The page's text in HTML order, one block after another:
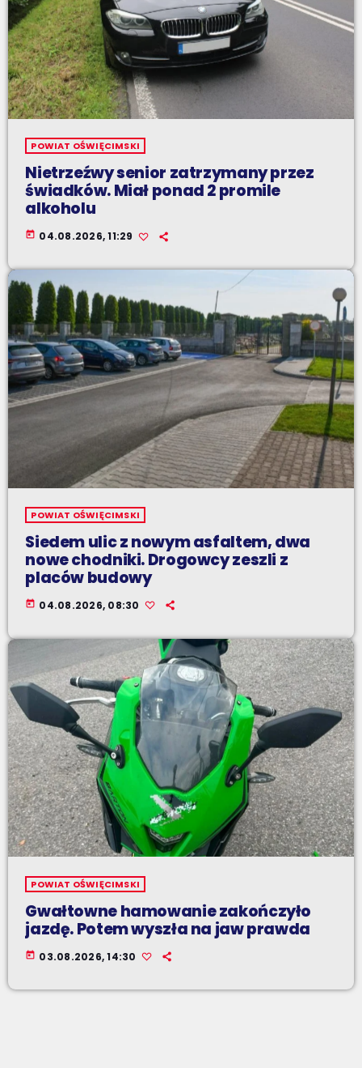
POWIAT OŚWIĘCIMSKI
Nietrzeźwy senior zatrzymany przez
świadków. Miał ponad 2 promile
alkoholu
today 04.08.2026, 11:29
POWIAT OŚWIĘCIMSKI
Siedem ulic z nowym asfaltem, dwa
nowe chodniki. Drogowcy zeszli z
placów budowy
today 04.08.2026, 08:30
POWIAT OŚWIĘCIMSKI
Gwałtowne hamowanie zakończyło
jazdę. Potem wyszła na jaw prawda
today 03.08.2026, 14:30